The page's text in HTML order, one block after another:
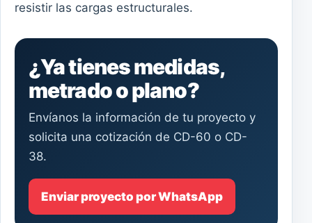
resistir las cargas estructurales.
¿Ya tienes medidas,
metrado o plano?
Envíanos la información de tu proyecto y
solicita una cotización de CD-60 o CD-
38.
Enviar proyecto por WhatsApp